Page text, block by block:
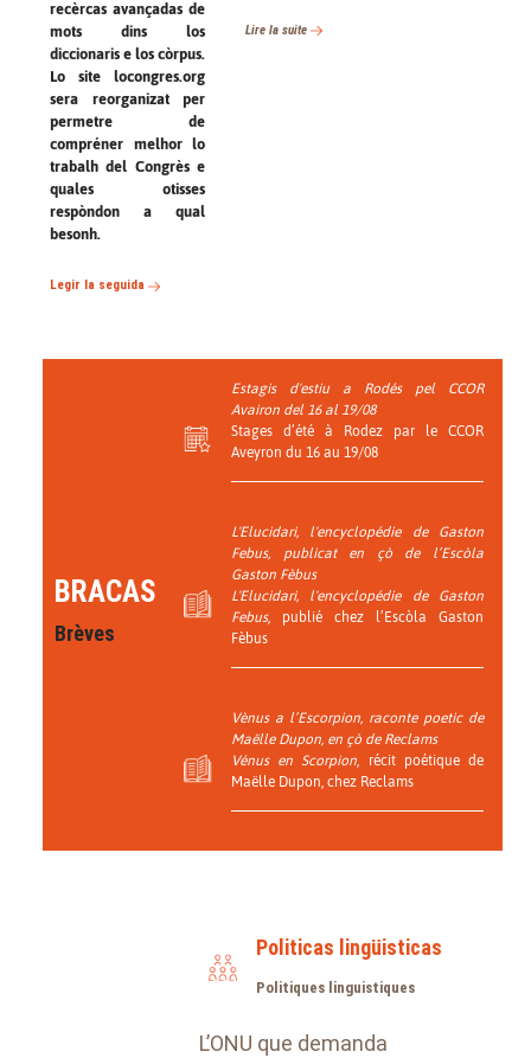
recèrcas avançadas de
mots dins los
diccionaris e los còrpus.
Lo site locongres.org
sera reorganizat per
permetre de
compréner melhor lo
trabalh del Congrès e
quales otisses
respòndon a qual
besonh.
Legir la seguida
Lire la suite
BRACAS
Brèves
Estagis d'estiu a Rodés pel CCOR
Avairon del 16 al 19/08
Stages d’été à Rodez par le CCOR
Aveyron du 16 au 19/08
L'Elucidari, l'encyclopédie de Gaston
Febus, publicat en çò de l’Escòla
Gaston Fèbus
L'Elucidari, l'encyclopédie de Gaston
Febus, publié chez l’Escòla Gaston
Fèbus
Vènus a l’Escorpion, raconte poetic de
Maëlle Dupon, en çò de Reclams
Vénus en Scorpion, récit poétique de
Maëlle Dupon, chez Reclams
Politicas lingüisticas
Politiques linguistiques
L’ONU que demanda